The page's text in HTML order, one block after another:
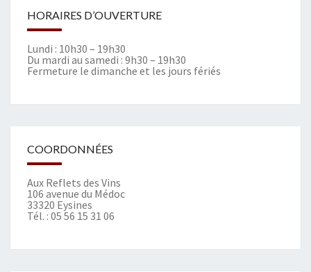
HORAIRES D’OUVERTURE
Lundi : 10h30 – 19h30
Du mardi au samedi : 9h30 – 19h30
Fermeture le dimanche et les jours fériés
COORDONNÉES
Aux Reflets des Vins
106 avenue du Médoc
33320 Eysines
Tél. : 05 56 15 31 06